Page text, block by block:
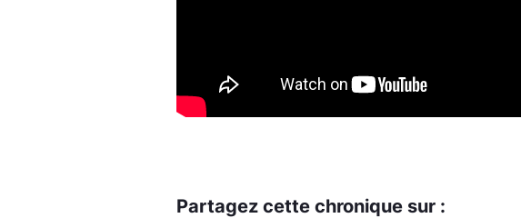
Partagez cette chronique sur :